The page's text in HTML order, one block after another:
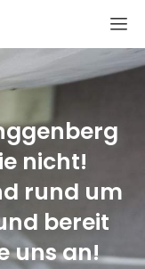
nicht!
rund um
bereit
uns an!